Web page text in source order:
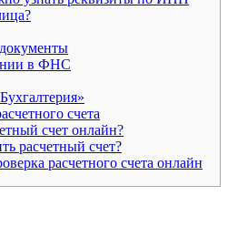
в ФНС
счета
счет онлайн?
расчетный счет?
расчетного счета онлайн